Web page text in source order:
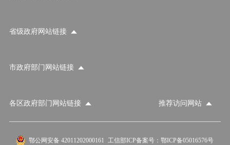
省级政府网站链接
市政府部门网站链接
各区政府部门网站链接 推荐访问网站
国家部委网站 省级政府网站
鄂公网安备 42011202000161 工信部ICP备案号：鄂ICP备05016576号